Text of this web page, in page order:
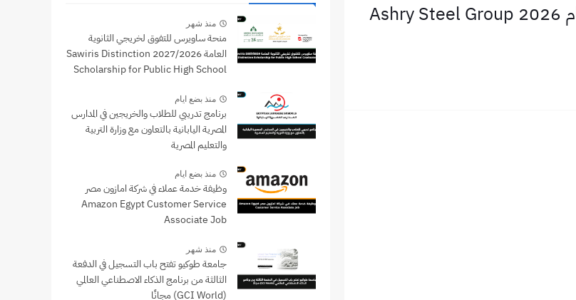
برنامج التدريب الصيفي في شركة حديد العشري لعام 2026 Ashry Steel Group
منذ شهر
منحة ساويرس للتفوق لخريجي الثانوية
العامة 2027/2026 Sawiris Distinction
Scholarship for Public High School
منذ بضع ايام
برنامج تدريبي للطلاب والخريجين في المدارس
المصرية اليابانية بالتعاون مع وزارة التربية
والتعليم المصرية
منذ بضع ايام
وظيفة خدمة عملاء في شركة امازون مصر
Amazon Egypt Customer Service
Associate Job
منذ شهر
جامعة طوكيو تفتح باب التسجيل في الدفعة
الثالثة من برنامج الذكاء الاصطناعي العالمي
(GCI World) مجانًا